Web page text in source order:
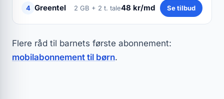
4 Greentel 2 GB + 2 t. tale48 kr/md Se tilbud
Flere råd til barnets første abonnement:
mobilabonnement til børn.